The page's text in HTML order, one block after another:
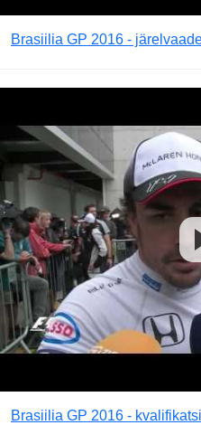
Brasiilia GP 2016 -
Brasiilia GP 2016 -